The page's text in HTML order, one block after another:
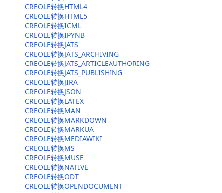
CREOLE转换HTML4
CREOLE转换HTML5
CREOLE转换ICML
CREOLE转换IPYNB
CREOLE转换JATS
CREOLE转换JATS_ARCHIVING
CREOLE转换JATS_ARTICLEAUTHORING
CREOLE转换JATS_PUBLISHING
CREOLE转换JIRA
CREOLE转换JSON
CREOLE转换LATEX
CREOLE转换MAN
CREOLE转换MARKDOWN
CREOLE转换MARKUA
CREOLE转换MEDIAWIKI
CREOLE转换MS
CREOLE转换MUSE
CREOLE转换NATIVE
CREOLE转换ODT
CREOLE转换OPENDOCUMENT